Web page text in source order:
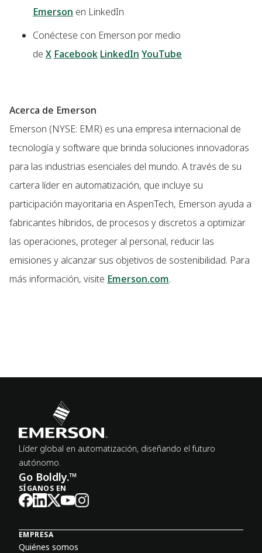
Emerson en LinkedIn
Conéctese con Emerson por medio
de X Facebook LinkedIn YouTube
Acerca de Emerson
Emerson (NYSE: EMR) es una empresa internacional de
tecnología y software que brinda soluciones innovadoras
para las industrias esenciales del mundo. A través de su
cartera líder en automatización, que incluye su
participación mayoritaria en AspenTech, Emerson ayuda a
fabricantes híbridos, de procesos y discretos a optimizar
las operaciones, proteger al personal, reducir las
emisiones y alcanzar sus objetivos de sostenibilidad. Para
más información, visite Emerson.com.
Líder global en automatización, diseñando el futuro
autónomo.
Go Boldly.™
SÍGANOS EN
EMPRESA
Quiénes somos